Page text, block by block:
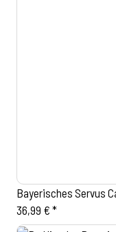
Bayerisches Servus
36,99 € *